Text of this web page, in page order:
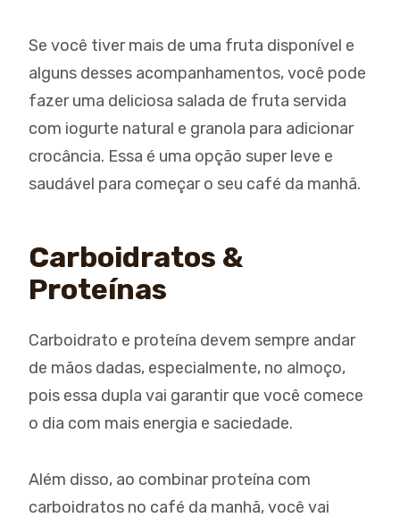
Se você tiver mais de uma fruta disponível e
alguns desses acompanhamentos, você pode
fazer uma deliciosa salada de fruta servida
com iogurte natural e granola para adicionar
crocância. Essa é uma opção super leve e
saudável para começar o seu café da manhã.
Carboidratos &
Proteínas
Carboidrato e proteína devem sempre andar
de mãos dadas, especialmente, no almoço,
pois essa dupla vai garantir que você comece
o dia com mais energia e saciedade.
Além disso, ao combinar proteína com
carboidratos no café da manhã, você vai